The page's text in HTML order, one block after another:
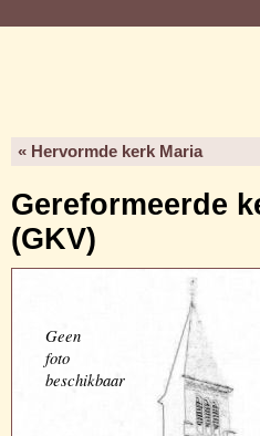
« Hervormde kerk Maria
Gereformeerde
(GKV)
Geen
foto
beschikbaar